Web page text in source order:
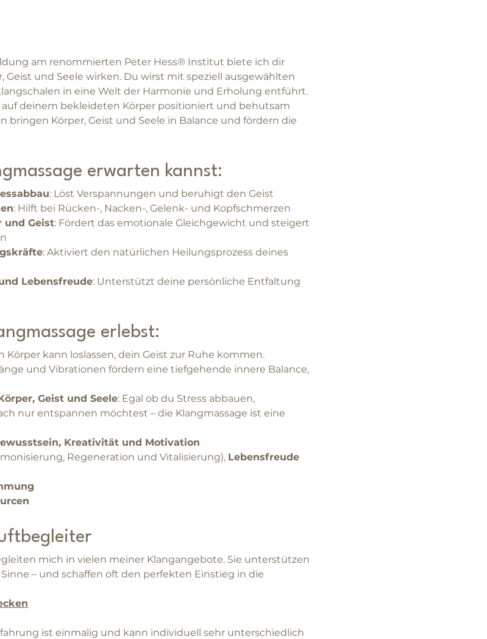
am renommierten Peter Hess® Institut biete ich dir
Geist und Seele wirken. Du wirst mit speziell ausgewählten
in eine Welt der Harmonie und Erholung entführt.
deinem bekleideten Körper positioniert und behutsam
bringen Körper, Geist und Seele in Balance und fördern die
erwarten kannst:
: Löst Verspannungen und beruhigt den Geist
: Hilft bei Rücken-, Nacken-, Gelenk- und Kopfschmerzen
und Geist: Fördert das emotionale Gleichgewicht und steigert
: Aktiviert den natürlichen Heilungsprozess deines
Lebensfreude: Unterstützt deine persönliche Entfaltung
erlebst:
Körper kann loslassen, dein Geist zur Ruhe kommen.
und Vibrationen fördern eine tiefgehende innere Balance,
Geist und Seele: Egal ob du Stress abbauen,
nur entspannen möchtest – die Klangmassage ist eine
Kreativität und Motivation
Regeneration und Vitalisierung), Lebensfreude
mich in vielen meiner Klangangebote. Sie unterstützen
– und schaffen oft den perfekten Einstieg in die
ist einmalig und kann individuell sehr unterschiedlich